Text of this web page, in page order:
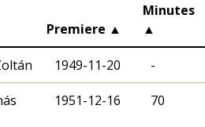
Premiere ▲
Minutes
▲
1949-11-20 -
1951-12-16 70